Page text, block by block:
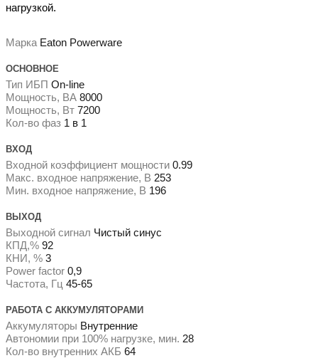
нагрузкой.
Марка Eaton Powerware
ОСНОВНОЕ
Тип ИБП On-line
Мощность, ВА 8000
Мощность, Вт 7200
Кол-во фаз 1 в 1
ВХОД
Входной коэффициент мощности 0.99
Макс. входное напряжение, В 253
Мин. входное напряжение, В 196
ВЫХОД
Выходной сигнал Чистый синус
КПД,% 92
КНИ, % 3
Power factor 0,9
Частота, Гц 45-65
РАБОТА С АККУМУЛЯТОРАМИ
Аккумуляторы Внутренние
Автономии при 100% нагрузке, мин. 28
Кол-во внутренних АКБ 64